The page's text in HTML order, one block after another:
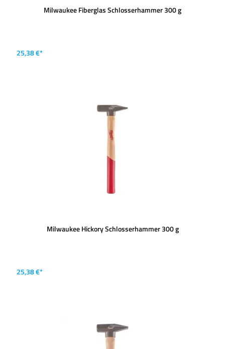
Milwaukee Fiberglas Schlosserhammer 300 g
25,38 €*
Milwaukee Hickory Schlosserhammer 300 g
25,38 €*